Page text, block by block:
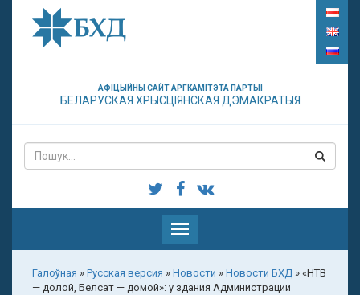
АФІЦЫЙНЫ САЙТ АРГКАМІТЭТА ПАРТЫІ
БЕЛАРУСКАЯ ХРЫСЦІЯНСКАЯ ДЭМАКРАТЫЯ
Паказаць
меню
Галоўная » Русская версия » Новости » Новости БХД » «НТВ
— долой, Белсат — домой»: у здания Администрации